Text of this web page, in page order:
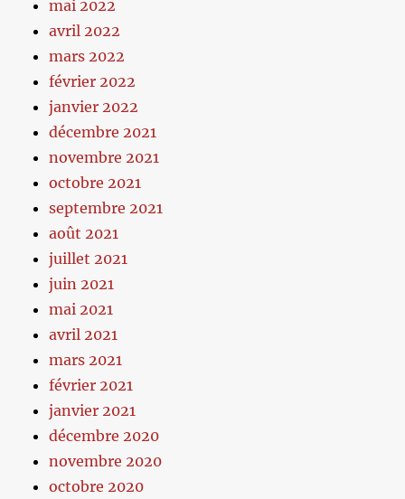
mai 2022
avril 2022
mars 2022
février 2022
janvier 2022
décembre 2021
novembre 2021
octobre 2021
septembre 2021
août 2021
juillet 2021
juin 2021
mai 2021
avril 2021
mars 2021
février 2021
janvier 2021
décembre 2020
novembre 2020
octobre 2020